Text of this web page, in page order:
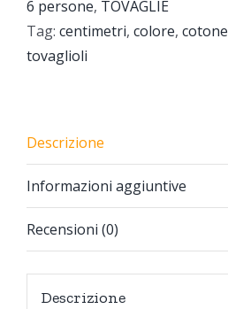
6 persone, TOVAGLIE
Tag: centimetri, colore, cotone
tovaglioli
Descrizione
Informazioni aggiuntive
Recensioni (0)
Descrizione